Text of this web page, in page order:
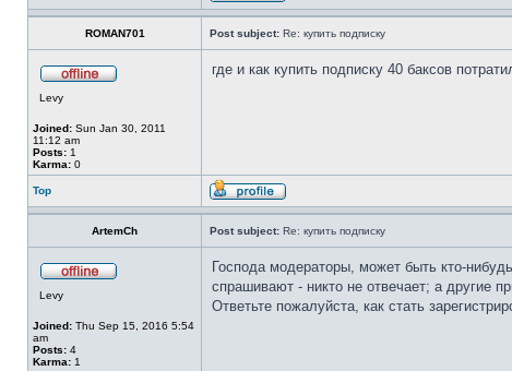
ROMAN701 Post subject: Re: купить подписку
Levy
Joined: Sun Jan 30, 2011
11:12 am
Posts: 1
Karma: 0
где и как купить подписку 40 баксов
Top
ArtemCh Post subject: Re: купить подписку
Levy
Joined: Thu Sep 15, 2016 5:54
am
Posts: 4
Karma: 1
Господа модераторы, может быть кто-
спрашивают - никто не отвечает; а другие
Ответьте пожалуйста, как стать